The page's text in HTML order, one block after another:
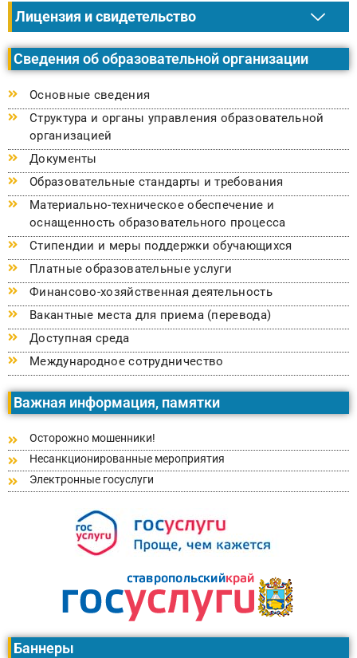
Лицензия и свидетельство
Сведения об образовательной организации
Основные сведения
Структура и органы управления образовательной
организацией
Документы
Образовательные стандарты и требования
Материально-техническое обеспечение и
оснащенность образовательного процесса
Стипендии и меры поддержки обучающихся
Платные образовательные услуги
Финансово-хозяйственная деятельность
Вакантные места для приема (перевода)
Доступная среда
Международное сотрудничество
Важная информация, памятки
Осторожно мошенники!
Несанкционированные мероприятия
Электронные госуслуги
Баннеры